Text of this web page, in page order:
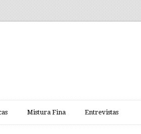
Mistura Fina Entrevistas